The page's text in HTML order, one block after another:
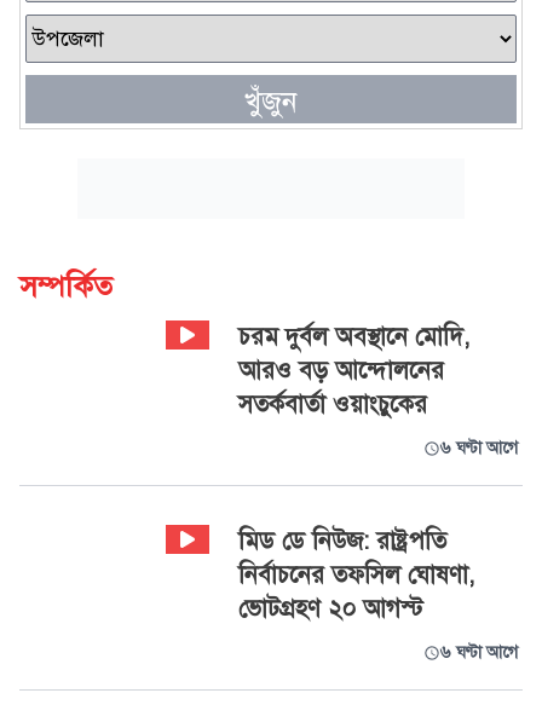
খুঁজুন
সম্পর্কিত
চরম দুর্বল অবস্থানে মোদি,
আরও বড় আন্দোলনের
সতর্কবার্তা ওয়াংচুকের
৬ ঘণ্টা আগে
‍মিড ডে নিউজ: রাষ্ট্রপতি
নির্বাচনের তফসিল ঘোষণা,
ভোটগ্রহণ ২০ আগস্ট
৬ ঘণ্টা আগে